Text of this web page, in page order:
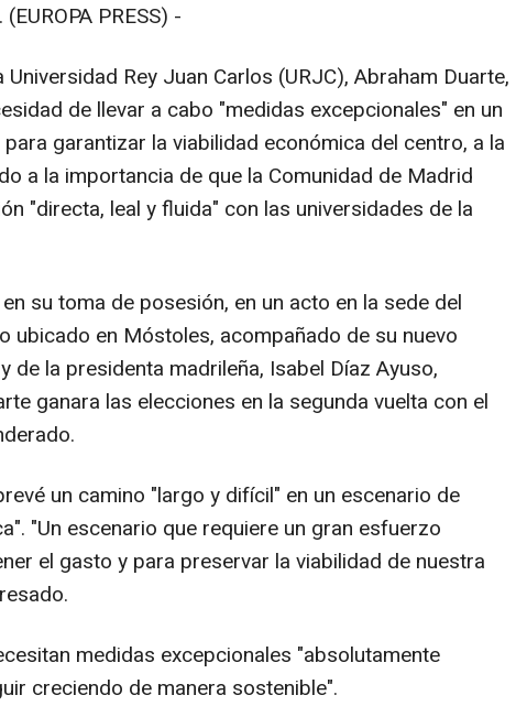
PRESS) -
Rey Juan Carlos (URJC), Abraham Duarte,
de llevar a cabo "medidas excepcionales" en un
garantizar la viabilidad económica del centro, a la
a la importancia de que la Comunidad de Madrid
"directa, leal y fluida" con las universidades de la
su toma de posesión, en un acto en la sede del
ubicado en Móstoles, acompañado de su nuevo
de la presidenta madrileña, Isabel Díaz Ayuso,
ganara las elecciones en la segunda vuelta con el
un camino "largo y difícil" en un escenario de
"Un escenario que requiere un gran esfuerzo
el gasto y para preservar la viabilidad de nuestra
medidas excepcionales "absolutamente
creciendo de manera sostenible".